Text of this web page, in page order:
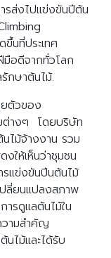
รส่งไปแข่งขันปีต้น
นที่ประเทศ
อดีจากทั่วโลก
กษาต้นไม้.
ยตัวของ
ต่างๆ โดยบริษัท
ไม้จ้างงาน รวม
ให้เห็นว่าชุมชน
รแข่งขันปีนต้นไม้
ลี่ยนแปลงสภาพ
รดูแลต้นไม้ใน
วามสำคัญ
นไม้และได้รับ